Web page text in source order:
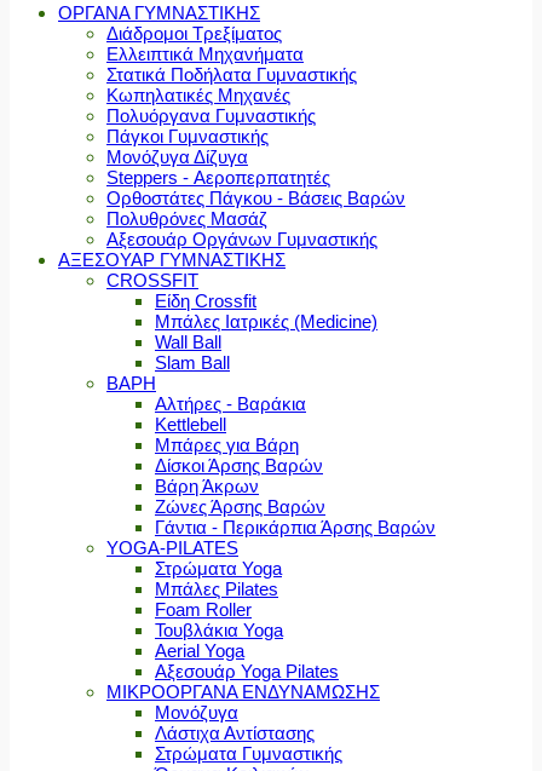
ΟΡΓΑΝΑ ΓΥΜΝΑΣΤΙΚΗΣ
Διάδρομοι Τρεξίματος
Ελλειπτικά Μηχανήματα
Στατικά Ποδήλατα Γυμναστικής
Κωπηλατικές Μηχανές
Πολυόργανα Γυμναστικής
Πάγκοι Γυμναστικής
Μονόζυγα Δίζυγα
Steppers - Αεροπερπατητές
Ορθοστάτες Πάγκου - Βάσεις Βαρών
Πολυθρόνες Μασάζ
Αξεσουάρ Οργάνων Γυμναστικής
ΑΞΕΣΟΥΑΡ ΓΥΜΝΑΣΤΙΚΗΣ
CROSSFIT
Είδη Crossfit
Μπάλες Ιατρικές (Medicine)
Wall Ball
Slam Ball
ΒΑΡΗ
Αλτήρες - Βαράκια
Kettlebell
Μπάρες για Βάρη
Δίσκοι Άρσης Βαρών
Βάρη Άκρων
Ζώνες Άρσης Βαρών
Γάντια - Περικάρπια Άρσης Βαρών
YOGA-PILATES
Στρώματα Yoga
Μπάλες Pilates
Foam Roller
Τουβλάκια Yoga
Aerial Yoga
Αξεσουάρ Yoga Pilates
ΜΙΚΡΟΟΡΓΑΝΑ ΕΝΔΥΝΑΜΩΣΗΣ
Μονόζυγα
Λάστιχα Αντίστασης
Στρώματα Γυμναστικής